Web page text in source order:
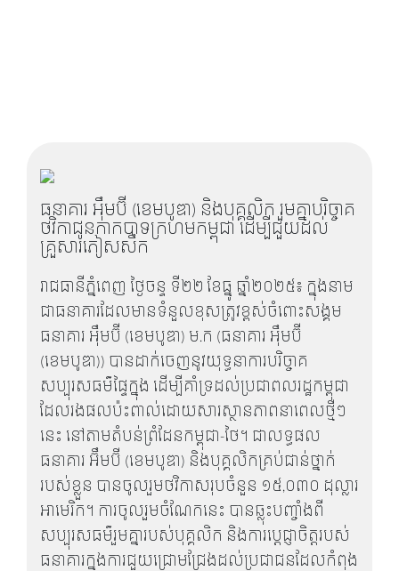
ធនាគារ អុឹមប៊ី (ខេមបូឌា) និងបុគ្គលិក រួមគ្នាបរិច្ចាគ
ថវិកាជូនកាកបាទក្រហមកម្ពុជា ដើម្បីជួយដល់
គ្រួសារភៀសសឹក
រាជធានីភ្នំពេញ ថ្ងៃចន្ទ ទី២២ ខែធ្នូ ឆ្នាំ២០២៥៖ ក្នុងនាម
ជាធនាគារដែលមានទំនួលខុសត្រូវខ្ពស់ចំពោះសង្គម
ធនាគារ អុឹមប៊ី (ខេមបូឌា) ម.ក (ធនាគារ អុឹមប៊ី
(ខេមបូឌា)) បានដាក់ចេញនូវយុទ្ធនាការបរិច្ចាគ
សប្បុរសធម៌ផ្ទៃក្នុង ដើម្បីគាំទ្រដល់ប្រជាពលរដ្ឋកម្ពុជា
ដែលរងផលប៉ះពាល់ដោយសារស្ថានភាពនាពេលថ្មីៗ
នេះ នៅតាមតំបន់ព្រំដែនកម្ពុជា-ថៃ។ ជាលទ្ធផល
ធនាគារ អ៊ឹមប៊ី (ខេមបូឌា) និងបុគ្គលិកគ្រប់ជាន់ថ្នាក់
របស់ខ្លួន បានចូលរួមថវិកាសរុបចំនួន ១៥,០៣០ ដុល្លារ
អាមេរិក។ ការចូលរួមចំណែកនេះ បានឆ្លុះបញ្ចាំងពី
សប្បុរសធម៌រួមគ្នារបស់បុគ្គលិក និងការប្តេជ្ញាចិត្តរបស់
ធនាគារក្នុងការជួយជ្រោមជ្រែងដល់ប្រជាជនដែលកំពុង